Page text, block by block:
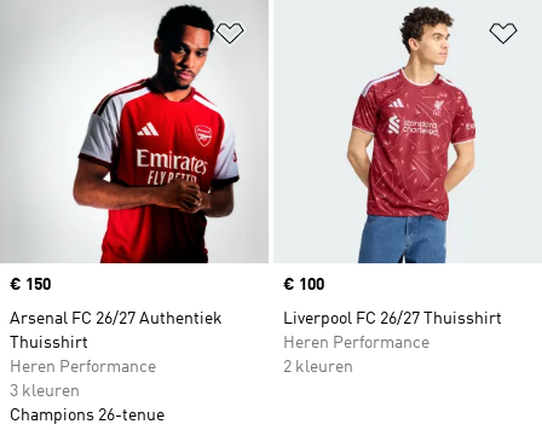
Op verlanglijst zetten
Price
€ 150
Arsenal FC 26/27 Authentiek
Thuisshirt
Heren Performance
3 kleuren
Champions 26-tenue
Price
€ 100
Liverpool FC 26/27 Thuisshirt
Heren Performance
2 kleuren